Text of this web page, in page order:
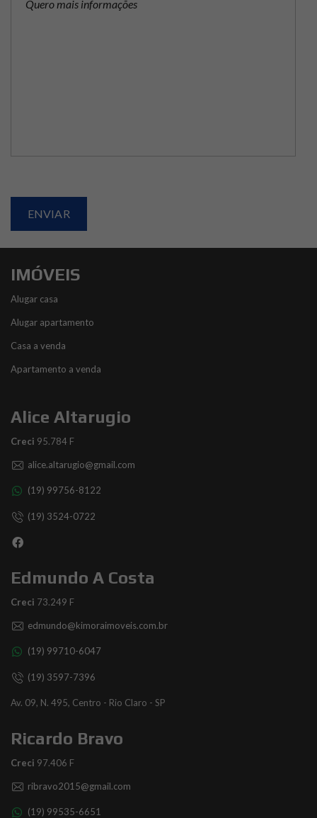
IMÓVEIS
Alugar casa
Alugar apartamento
Casa a venda
Apartamento a venda
Alice Altarugio
Creci 95.784 F
alice.altarugio@gmail.com
(19) 99756-8122
(19) 3524-0722
Edmundo A Costa
Creci 73.249 F
edmundo@kimoraimoveis.com.br
(19) 99710-6047
(19) 3597-7396
Av. 09, N. 495, Centro - Rio Claro - SP
Ricardo Bravo
Creci 97.406 F
ribravo2015@gmail.com
(19) 99535-6651